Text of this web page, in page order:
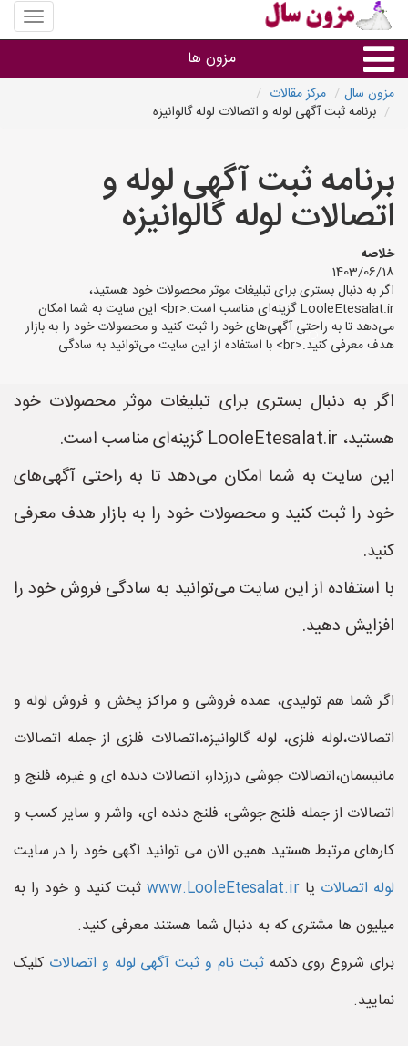
منوی
سایت
سال
مزون ها
گروه ها
استان ها
مزون سال
مرکز مقالات
برنامه ثبت آگهی لوله و اتصالات لوله گالوانیزه
برنامه ثبت آگهی لوله و
اتصالات لوله گالوانیزه
خلاصه
1403/06/18
اگر به دنبال بستری برای تبلیغات موثر محصولات خود هستید،
LooleEtesalat.ir گزینه‌ای مناسب است.<br> این سایت به شما امکان
می‌دهد تا به راحتی آگهی‌های خود را ثبت کنید و محصولات خود را به بازار
هدف معرفی کنید.<br> با استفاده از این سایت می‌توانید به سادگی
اگر به دنبال بستری برای تبلیغات موثر محصولات خود
هستید، LooleEtesalat.ir گزینه‌ای مناسب است.
این سایت به شما امکان می‌دهد تا به راحتی آگهی‌های
خود را ثبت کنید و محصولات خود را به بازار هدف معرفی
کنید.
با استفاده از این سایت می‌توانید به سادگی فروش خود را
افزایش دهید.
اگر شما هم تولیدی، عمده فروشی و مراکز پخش و فروش لوله و
اتصالات،لوله فلزی، لوله گالوانیزه،اتصالات فلزی از جمله اتصالات
مانیسمان،اتصالات جوشی درزدار، اتصالات دنده ای و غیره، فلنج و
اتصالات از جمله فلنج جوشی، فلنج دنده ای، واشر و سایر کسب و
کارهای مرتبط هستید همین الان می توانید آگهی خود را در سایت
لوله اتصالات یا www.LooleEtesalat.ir ثبت کنید و خود را به
میلیون ها مشتری که به دنبال شما هستند معرفی کنید.
برای شروع روی دکمهثبت نام و ثبت آگهی لوله و اتصالات کلیک
نمایید.